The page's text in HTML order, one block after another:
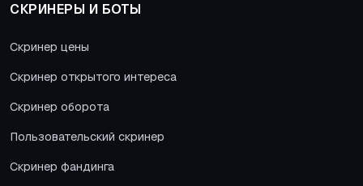
СКРИНЕРЫ И БОТЫ
Скринер цены
Скринер открытого интереса
Скринер оборота
Пользовательский скринер
Скринер фандинга